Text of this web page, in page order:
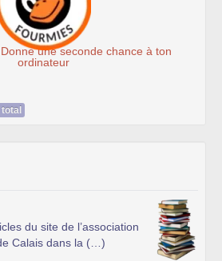
une seconde chance à ton
ordinateur
du site de l’association
Calais dans la (…)